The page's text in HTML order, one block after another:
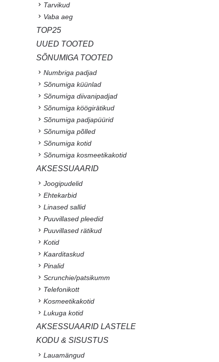
Tarvikud
Vaba aeg
TOP25
UUED TOOTED
SÕNUMIGA TOOTED
Numbriga padjad
Sõnumiga küünlad
Sõnumiga diivanipadjad
Sõnumiga köögirätikud
Sõnumiga padjapüürid
Sõnumiga põlled
Sõnumiga kotid
Sõnumiga kosmeetikakotid
AKSESSUAARID
Joogipudelid
Ehtekarbid
Linased sallid
Puuvillased pleedid
Puuvillased rätikud
Kotid
Kaarditaskud
Pinalid
Scrunchie/patsikumm
Telefonikott
Kosmeetikakotid
Lukuga kotid
AKSESSUAARID LASTELE
KODU & SISUSTUS
Lauamängud